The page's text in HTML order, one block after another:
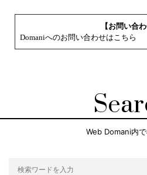
【お問い合わ
Domaniへのお問い合わせはこちら
Web Domani内